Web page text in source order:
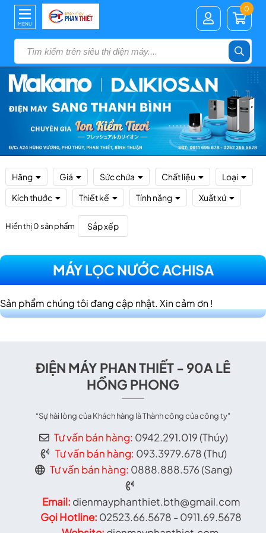
MENU
0
Hãng Giá Sức chứa Chất liệu
Loại
Kích thước
Thiết kế Tính năng Xuất xứ
Hiển thị 0 sản phẩm Sắp xếp
MÁY LỌC NƯỚC ACHISA
Sản phẩm chúng tôi đang cập nhật. Xin cảm ơn !
ĐIỆN MÁY PHAN THIẾT - 90A LÊ
HỒNG PHONG
“Sự hài lòng của Khách hàng là Thành công của công ty"
Tư vấn bán hàng: 0942.291.019 (Thúy)
Tư vấn bán hàng: 093.3979.678 (Thư)
Tư vấn bán hàng: 0888.888.576 (Sang)
Email: dienmayphanthiet.bth@gmail.com
Gọi Hotline: 02523.66.5678 - 0911.69.5678